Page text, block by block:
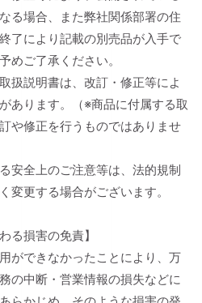
る場合、また弊社関係部署の住
了により記載の別売品が入手で
めご了承ください。
扱説明書は、改訂・修正等によ
あります。（※商品に付属する取
や修正を行うものではありませ
安全上のご注意等は、法的規制
変更する場合がございます。
る損害の免責】
ができなかったことにより、万
の中断・営業情報の損失などに